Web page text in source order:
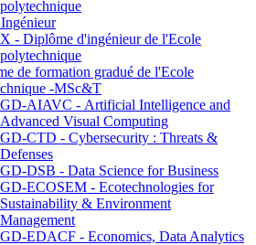
polytechnique
X - Diplôme d'ingénieur de l'Ecole
polytechnique
de formation gradué de l'Ecole
-MSc&T
GD-AIAVC - Artificial Intelligence and
Advanced Visual Computing
GD-CTD - Cybersecurity : Threats &
Defenses
GD-DSB - Data Science for Business
GD-ECOSEM - Ecotechnologies for
Sustainability & Environment
Management
GD-EDACF - Economics, Data Analytics